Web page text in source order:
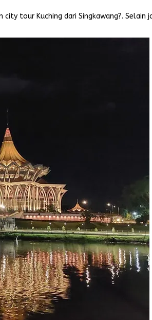
tour Kuching dari Singkawang?.